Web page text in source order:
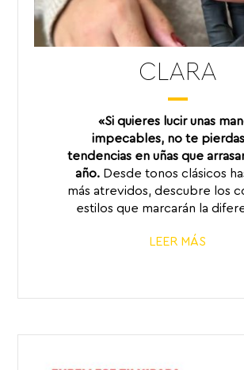
CLARA
«Si quieres lucir unas
impecables, no te
tendencias en uñas que
año. Desde tonos clásicos
más atrevidos, descubre los
estilos que marcarán la
LEER MÁS